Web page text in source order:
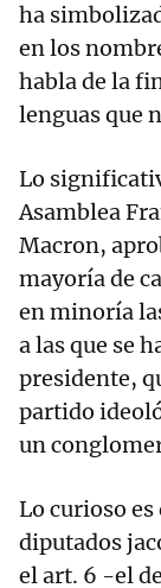
ha
en los
habla de la
lenguas que
Lo
Asamblea
Macron,
mayoría de
en minoría
a las que se
presidente,
partido
un
Lo curioso
diputados
el art. 6 -el